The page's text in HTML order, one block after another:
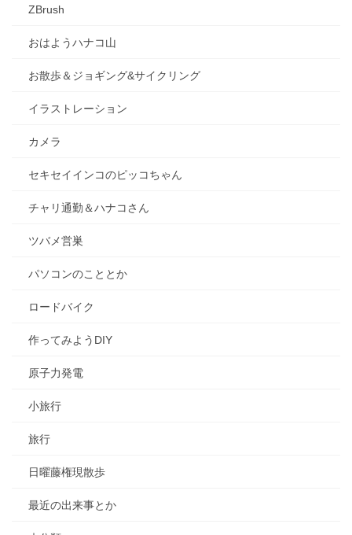
ZBrush
おはようハナコ山
お散歩＆ジョギング&サイクリング
イラストレーション
カメラ
セキセイインコのピッコちゃん
チャリ通勤＆ハナコさん
ツバメ営巣
パソコンのこととか
ロードバイク
作ってみようDIY
原子力発電
小旅行
旅行
日曜藤権現散歩
最近の出来事とか